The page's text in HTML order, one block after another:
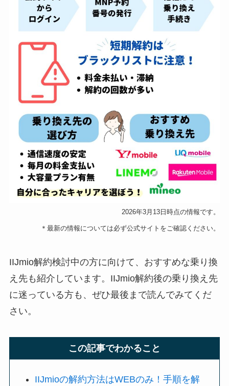
2026年3月13日時点の情報です。
＊最新の情報については必ず公式サイトをご確認ください。
IIJmio解約検討中の方に向けて、おすすめな乗り換
え先も紹介しています。IIJmio解約後の乗り換え先
に迷っている方も、ぜひ最後まで読んでみてくだ
さい。
この記事でわかること
IIJmioの解約方法はWEBのみ！手順を解